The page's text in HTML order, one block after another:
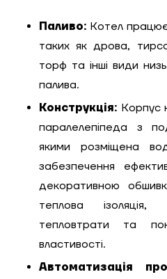
Паливо: Котел
таких як дрова,
торф та інші види
палива.
Конструкція: Корпус
паралелепіпеда з
якими розміщена
забезпечення
декоративною
теплова
тепловтрати та
властивості.
Автоматизація